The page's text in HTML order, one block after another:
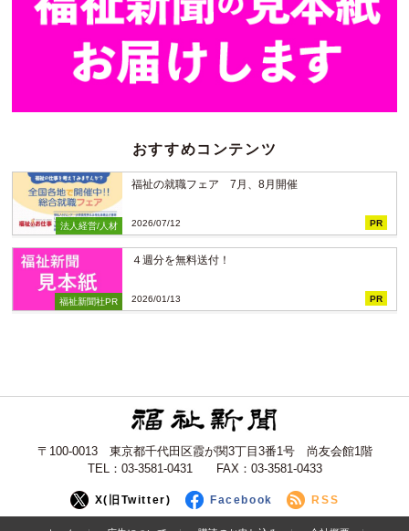
おすすめコンテンツ
法人経営/人材
福祉の就職フェア 7月、8月開催
2026/07/12 PR
福祉新聞社PR
４週分を無料送付！
2026/01/13 PR
〒100-0013 東京都千代田区霞が関3丁目3番1号 尚友会館1階
TEL：03-3581-0431 FAX：03-3581-0433
X(旧Twitter) Facebook RSS